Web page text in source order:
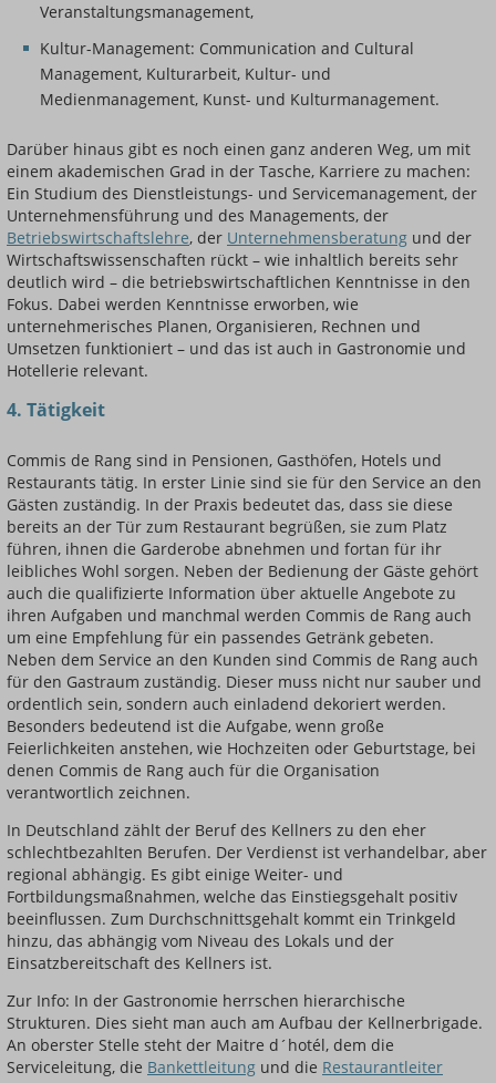
Veranstaltungsmanagement,
Kultur-Management: Communication and Cultural
Management, Kulturarbeit, Kultur- und
Medienmanagement, Kunst- und Kulturmanagement.
Darüber hinaus gibt es noch einen ganz anderen Weg, um mit
einem akademischen Grad in der Tasche, Karriere zu machen:
Ein Studium des Dienstleistungs- und Servicemanagement, der
Unternehmensführung und des Managements, der
Betriebswirtschaftslehre, der Unternehmensberatung und der
Wirtschaftswissenschaften rückt – wie inhaltlich bereits sehr
deutlich wird – die betriebswirtschaftlichen Kenntnisse in den
Fokus. Dabei werden Kenntnisse erworben, wie
unternehmerisches Planen, Organisieren, Rechnen und
Umsetzen funktioniert – und das ist auch in Gastronomie und
Hotellerie relevant.
4. Tätigkeit
Commis de Rang sind in Pensionen, Gasthöfen, Hotels und
Restaurants tätig. In erster Linie sind sie für den Service an den
Gästen zuständig. In der Praxis bedeutet das, dass sie diese
bereits an der Tür zum Restaurant begrüßen, sie zum Platz
führen, ihnen die Garderobe abnehmen und fortan für ihr
leibliches Wohl sorgen. Neben der Bedienung der Gäste gehört
auch die qualifizierte Information über aktuelle Angebote zu
ihren Aufgaben und manchmal werden Commis de Rang auch
um eine Empfehlung für ein passendes Getränk gebeten.
Neben dem Service an den Kunden sind Commis de Rang auch
für den Gastraum zuständig. Dieser muss nicht nur sauber und
ordentlich sein, sondern auch einladend dekoriert werden.
Besonders bedeutend ist die Aufgabe, wenn große
Feierlichkeiten anstehen, wie Hochzeiten oder Geburtstage, bei
denen Commis de Rang auch für die Organisation
verantwortlich zeichnen.
In Deutschland zählt der Beruf des Kellners zu den eher
schlechtbezahlten Berufen. Der Verdienst ist verhandelbar, aber
regional abhängig. Es gibt einige Weiter- und
Fortbildungsmaßnahmen, welche das Einstiegsgehalt positiv
beeinflussen. Zum Durchschnittsgehalt kommt ein Trinkgeld
hinzu, das abhängig vom Niveau des Lokals und der
Einsatzbereitschaft des Kellners ist.
Zur Info: In der Gastronomie herrschen hierarchische
Strukturen. Dies sieht man auch am Aufbau der Kellnerbrigade.
An oberster Stelle steht der Maitre d´hotél, dem die
Serviceleitung, die Bankettleitung und die Restaurantleiter